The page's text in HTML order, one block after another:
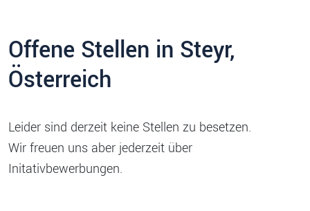
Offene Stellen in Steyr,
Österreich
Leider sind derzeit keine Stellen zu besetzen.
Wir freuen uns aber jederzeit über
Initativbewerbungen.